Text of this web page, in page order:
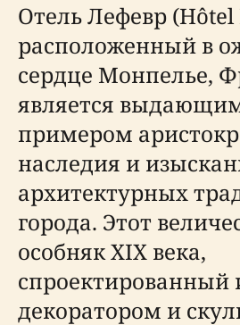
Отель Лефевр (Hôtel
расположенный в
сердце Монпелье,
является
примером
наследия и
архитектурных
города. Этот
особняк XIX века,
спроектированный
декоратором и